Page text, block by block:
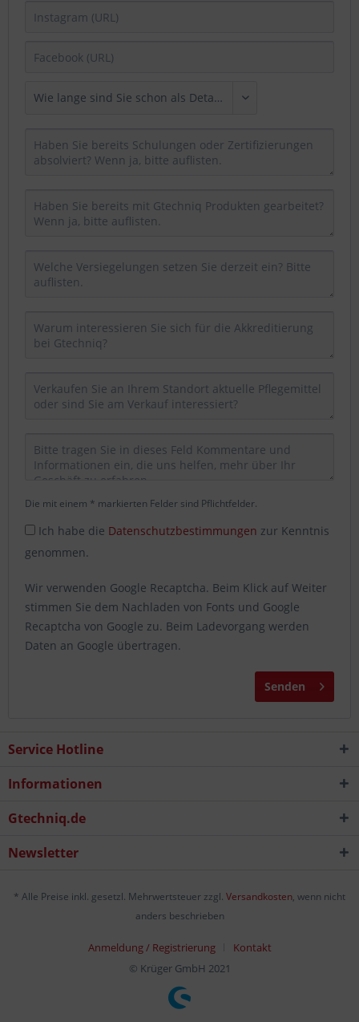
Die mit einem * markierten Felder sind Pflichtfelder.
Ich habe die Datenschutzbestimmungen zur Kenntnis
genommen.
Wir verwenden Google Recaptcha. Beim Klick auf Weiter
stimmen Sie dem Nachladen von Fonts und Google
Recaptcha von Google zu. Beim Ladevorgang werden
Daten an Google übertragen.
Senden
Service Hotline
Informationen
Gtechniq.de
Newsletter
* Alle Preise inkl. gesetzl. Mehrwertsteuer zzgl. Versandkosten, wenn nicht
anders beschrieben
Anmeldung / Registrierung
Kontakt
© Krüger GmbH 2021